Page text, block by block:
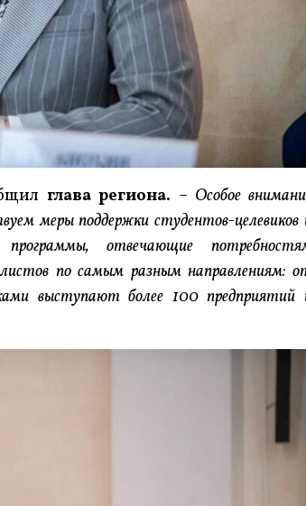
глава региона. – Особое
меры поддержки студентов-целевиков
программы, отвечающие
по самым разным направлениям:
выступают более 100 предприятий